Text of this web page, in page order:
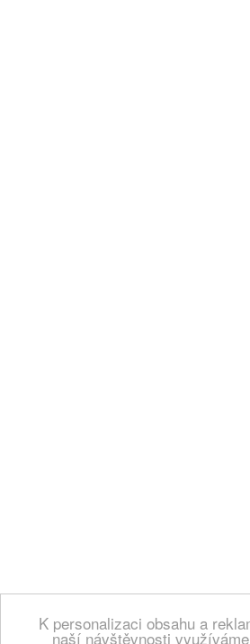
K personalizaci obsahu a
naší návštěvnosti